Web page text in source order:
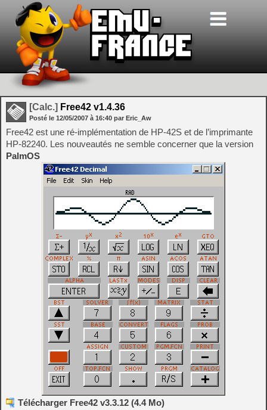
[Calc.] Free42 v1.4.36
Posté le 12/05/2007 à 16:40 par Eric_Aw
Free42 est une ré-implémentation de HP-42S et de l’imprimante
HP-82240. Les nouveautés ne semble concerner que la version
PalmOS
Télécharger Free42 v3.3.12 (4.4 Mo)